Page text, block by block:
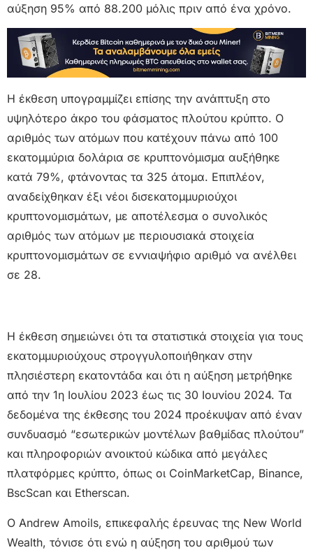
αύξηση 95% από 88.200 μόλις πριν από ένα χρόνο.
Η έκθεση υπογραμμίζει επίσης την ανάπτυξη στο
υψηλότερο άκρο του φάσματος πλούτου κρύπτο. Ο
αριθμός των ατόμων που κατέχουν πάνω από 100
εκατομμύρια δολάρια σε κρυπτονόμισμα αυξήθηκε
κατά 79%, φτάνοντας τα 325 άτομα. Επιπλέον,
αναδείχθηκαν έξι νέοι δισεκατομμυριούχοι
κρυπτονομισμάτων, με αποτέλεσμα ο συνολικός
αριθμός των ατόμων με περιουσιακά στοιχεία
κρυπτονομισμάτων σε εννιαψήφιο αριθμό να ανέλθει
σε 28.
Η έκθεση σημειώνει ότι τα στατιστικά στοιχεία για τους
εκατομμυριούχους στρογγυλοποιήθηκαν στην
πλησιέστερη εκατοντάδα και ότι η αύξηση μετρήθηκε
από την 1η Ιουλίου 2023 έως τις 30 Ιουνίου 2024. Τα
δεδομένα της έκθεσης του 2024 προέκυψαν από έναν
συνδυασμό “εσωτερικών μοντέλων βαθμίδας πλούτου”
και πληροφοριών ανοικτού κώδικα από μεγάλες
πλατφόρμες κρύπτο, όπως οι CoinMarketCap, Binance,
BscScan και Etherscan.
Ο Andrew Amoils, επικεφαλής έρευνας της New World
Wealth, τόνισε ότι ενώ η αύξηση του αριθμού των